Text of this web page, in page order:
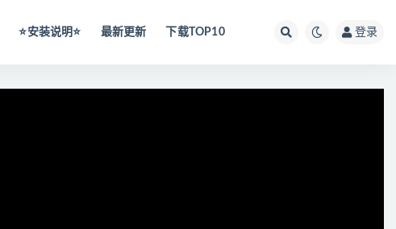
⭐️安装说明⭐️ 最新更新 下载TOP10 登录